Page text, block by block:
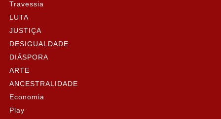
Travessia
LUTA
JUSTIÇA
DESIGUALDADE
DIÁSPORA
ARTE
ANCESTRALIDADE
Economia
Play